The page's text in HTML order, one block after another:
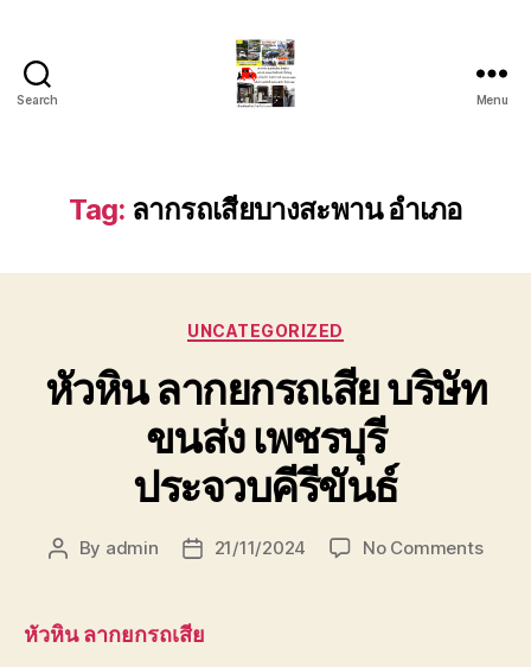
Search
สไลด์
ใน
หัวหิน
ชั่วโมง
โทร
0888000456
Menu
Tag: ลากรถเสียบางสะพาน อำเภอ
Categories
UNCATEGORIZED
หัวหิน ลากยกรถเสีย บริษัท
ขนส่ง เพชรบุรี
ประจวบคีรีขันธ์
Post
By admin
Post21/11/2024 No Commentson
หัวหิน ลากยกรถเสีย